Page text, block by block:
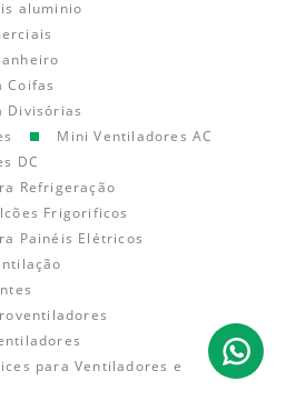
aluminio
Coifas
Divisórias
Mini Ventiladores AC
DC
Refrigeração
Frigorificos
Painéis Elétricos
para Ventiladores e